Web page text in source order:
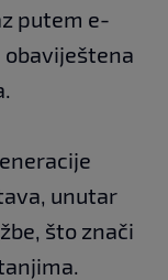
putem e-
obaviještena
unutar
što znači